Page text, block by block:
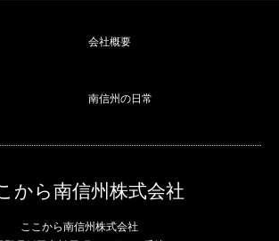
会社概要
南信州の日常
から南信州株式会社
ここから南信州株式会社